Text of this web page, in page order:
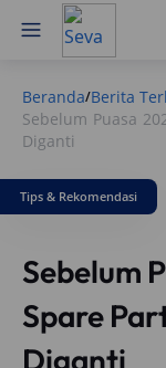
Beranda/Berita
Sebelum Puasa
Diganti
Tips & Rekomendasi
Sebelum
Spare
Diganti